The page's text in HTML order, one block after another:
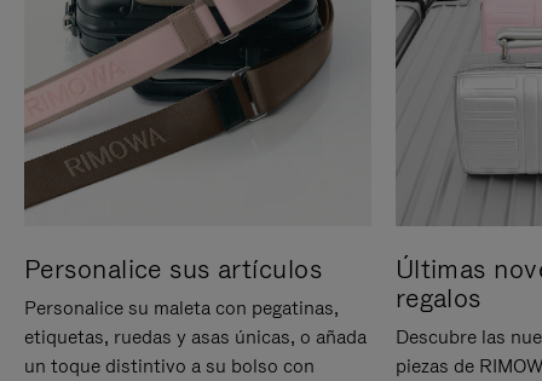
Personalice sus artículos
Personalice su maleta con pegatinas,
etiquetas, ruedas y asas únicas, o añada
un toque distintivo a su bolso con
Últimas
regalos
Descubre las
piezas de